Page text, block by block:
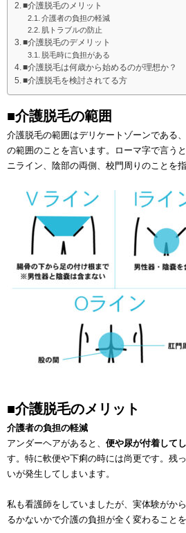
■介護脱毛のメリット
介護者の負担の軽減
肌トラブルの防止
■介護脱毛のデメリット
脱毛時に負担がある
■介護脱毛は何歳から始めるのが理想か？
■介護脱毛を検討されてる方
■介護脱毛の範囲
介護脱毛の範囲はデリケートゾーンである
の範囲のことを言います。ローマ字で言う
ニライン、陰部の両側、校門周りのことを指
■介護脱毛のメリット
介護者の負担の軽減
アンダーヘアがあると、 便や尿が付着して
す。特に軟便や下痢の時には尚更です。残
いが発生してしまいます。
私も看護師をしていましたが、実体験がか
るかないかで介護の負担が全く変わること